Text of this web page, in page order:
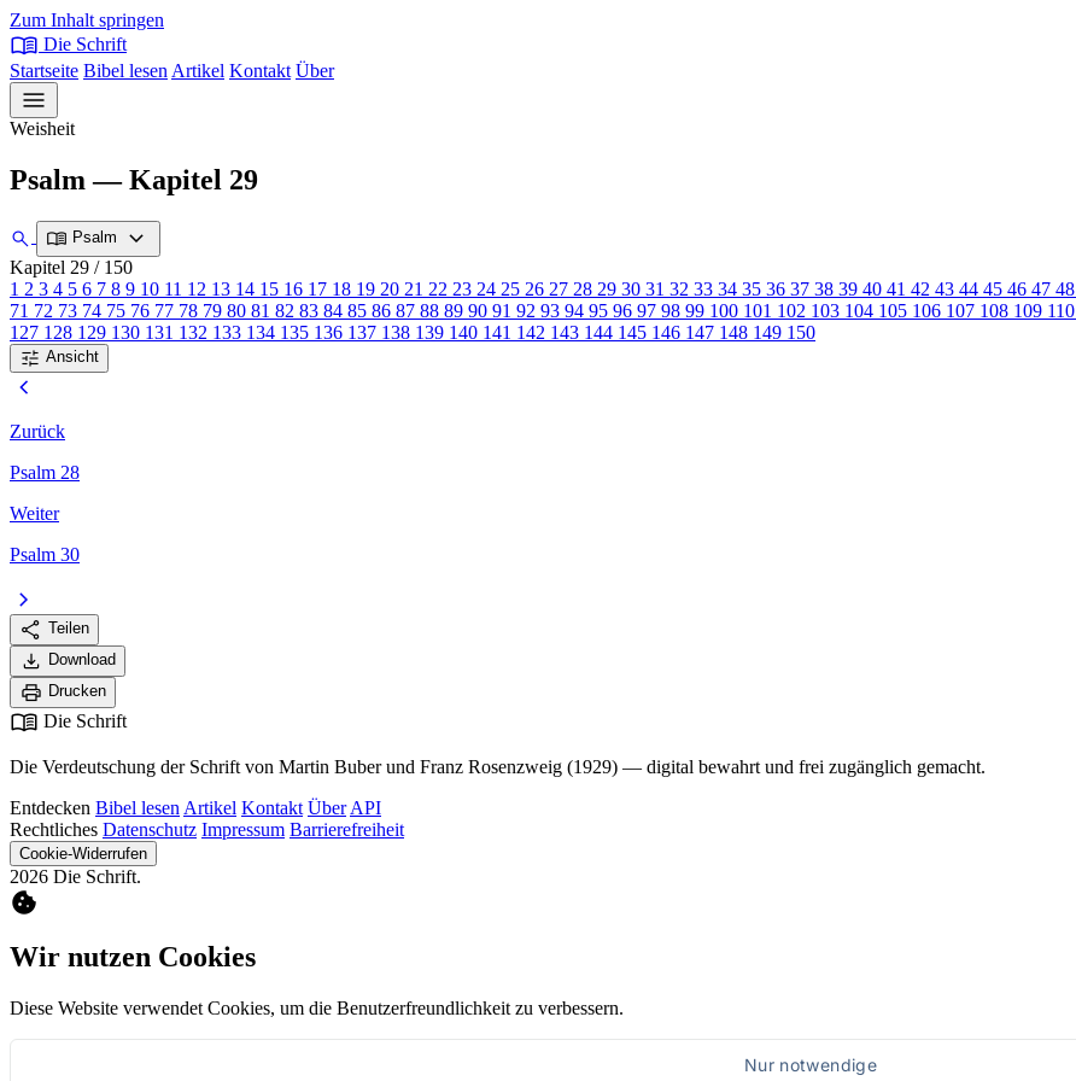
Zum Inhalt springen
menu_book Die Schrift
Startseite Bibel lesen Artikel Kontakt Über
menu
Weisheit
Psalm — Kapitel 29
search menu_book Psalm expand_more
Kapitel 29 / 150
1 2 3 4 5 6 7 8 9 10 11 12 13 14 15 16 17 18 19 20 21 22 23 24 25 26 27 28 29 30 31 32 33 34 35 36 37 38 39 40 41 42 43 44 45 46 47 48
71 72 73 74 75 76 77 78 79 80 81 82 83 84 85 86 87 88 89 90 91 92 93 94 95 96 97 98 99 100 101 102 103 104 105 106 107 108 109 110
127 128 129 130 131 132 133 134 135 136 137 138 139 140 141 142 143 144 145 146 147 148 149 150
tune Ansicht
chevron_left
Zurück
Psalm 28
Weiter
Psalm 30
chevron_right
share Teilen
download Download
print Drucken
menu_book Die Schrift
Die Verdeutschung der Schrift von Martin Buber und Franz Rosenzweig (1929) — digital bewahrt und frei zugänglich gemacht.
Entdecken Bibel lesen Artikel Kontakt Über API
Rechtliches Datenschutz Impressum Barrierefreiheit
Cookie-Widerrufen
2026 Die Schrift.
cookie
Wir nutzen Cookies
Diese Website verwendet Cookies, um die Benutzerfreundlichkeit zu verbessern.
Nur notwendige